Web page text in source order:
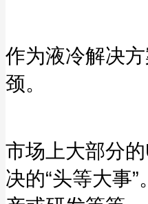
作为液冷解决
颈。
市场上大部分
决的“头等大事